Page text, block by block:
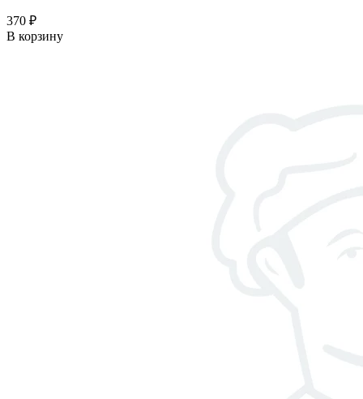
370 ₽
В корзину